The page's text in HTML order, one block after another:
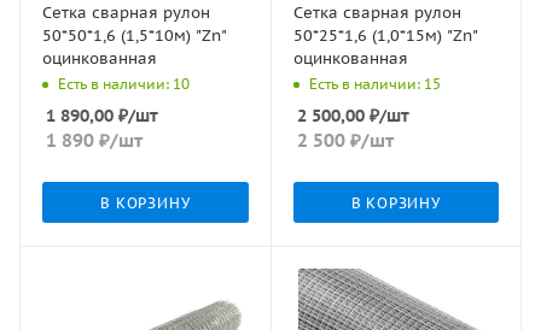
Сетка сварная рулон
50*50*1,6 (1,5*10м) "Zn"
оцинкованная
Есть в наличии: 10
1 890,00 ₽/шт
1 890 ₽/шт
В КОРЗИНУ
Сетка сварная рулон
50*25*1,6 (1,0*15м) "Zn"
оцинкованная
Есть в наличии: 15
2 500,00₽/шт
2 500₽/шт
В КОРЗИНУ